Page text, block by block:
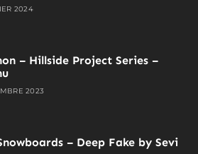
2024
– Hillside Project Series –
2023
– Deep Fake by Sevi